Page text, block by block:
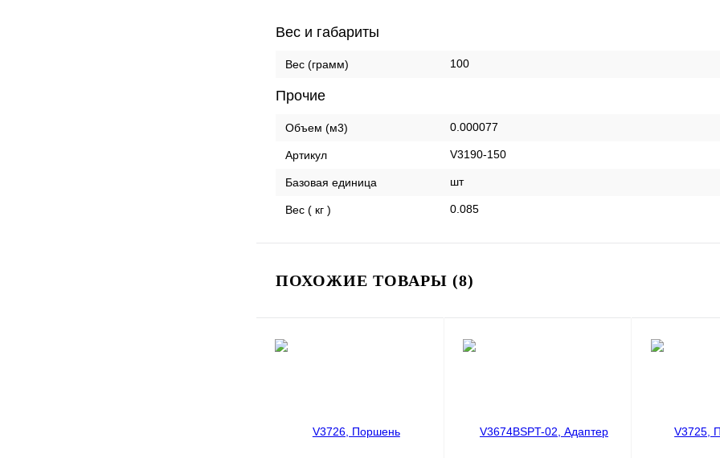
Вес и габариты
Вес (грамм) 100
Прочие
Объем (м3) 0.000077
Артикул V3190-150
Базовая единица шт
Вес ( кг ) 0.085
ПОХОЖИЕ ТОВАРЫ (8)